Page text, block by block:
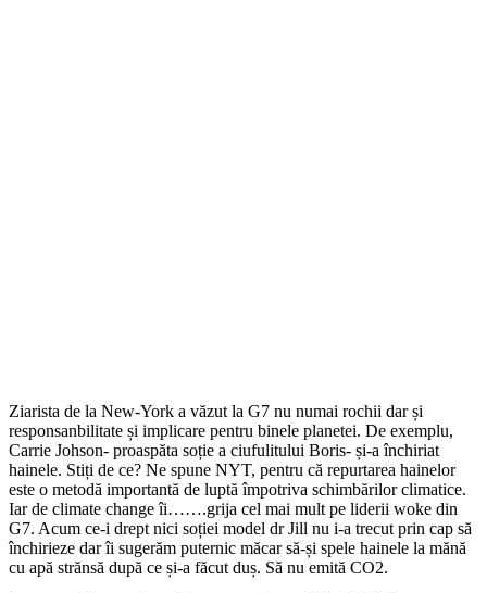
Ziarista de la New-York a văzut la G7 nu numai rochii dar și
responsanbilitate și implicare pentru binele planetei. De exemplu,
Carrie Johson- proaspăta soție a ciufulitului Boris- și-a închiriat
hainele. Stiți de ce? Ne spune NYT, pentru că repurtarea hainelor
este o metodă importantă de luptă împotriva schimbărilor climatice.
Iar de climate change îi…….grija cel mai mult pe liderii woke din
G7. Acum ce-i drept nici soției model dr Jill nu i-a trecut prin cap să
închirieze dar îi sugerăm puternic măcar să-și spele hainele la mănă
cu apă strănsă după ce și-a făcut duș. Să nu emită CO2.